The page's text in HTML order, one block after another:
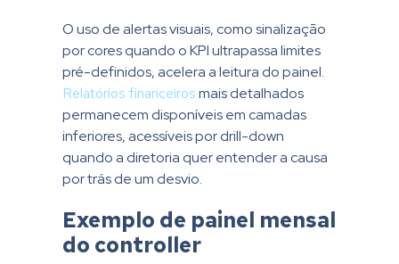
O uso de alertas visuais, como sinalização
por cores quando o KPI ultrapassa limites
pré-definidos, acelera a leitura do painel.
Relatórios financeirosmais detalhados
permanecem disponíveis em camadas
inferiores, acessíveis por drill-down
quando a diretoria quer entender a causa
por trás de um desvio.
Exemplo de painel mensal
do controller